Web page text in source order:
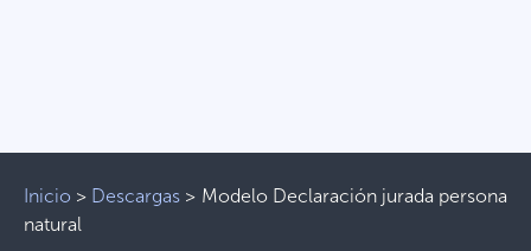
Inicio > Descargas > Modelo Declaración jurada persona
natural